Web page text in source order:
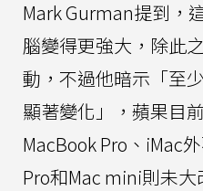
Mark Gurman提到，
腦變得更強大，除此
動，不過他暗示「至
顯著變化」，蘋果目
MacBook Pro、iMac
Pro和Mac mini則未大